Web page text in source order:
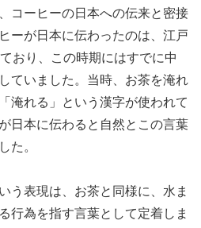
コーヒーの日本への伝来と密接
ーが日本に伝わったのは、江戸
おり、この時期にはすでに中
ていました。当時、お茶を淹れ
淹れる」という漢字が使われて
日本に伝わると自然とこの言葉
た。
う表現は、お茶と同様に、水ま
行為を指す言葉として定着しま